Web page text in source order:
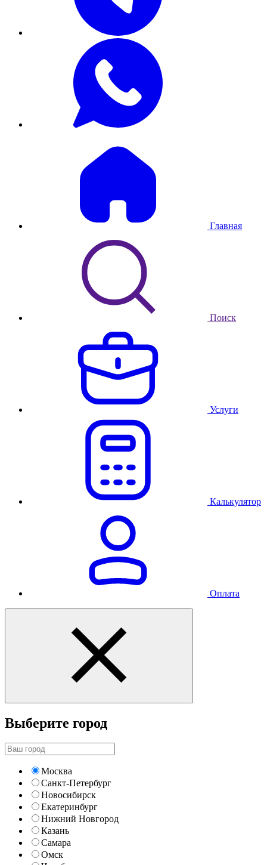
Главная
Поиск
Услуги
Калькулятор
Оплата
Выберите город
Москва
Санкт-Петербург
Новосибирск
Екатеринбург
Нижний Новгород
Казань
Самара
Омск